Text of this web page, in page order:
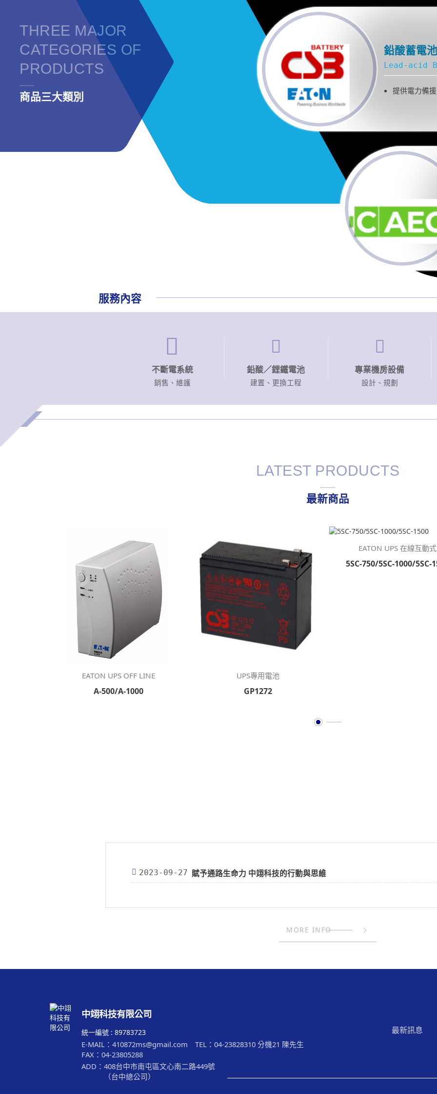
THREE MAJOR
CATEGORIES OF
PRODUCTS
商品三大類別
鉛酸蓄電池
Lead-acid
提供電力備援
服務內容
不斷電系統
銷售、維護
鉛酸／鋰鐵電池
建置、更換工程
專業機房設備
設計、規劃
LATEST PRODUCTS
最新商品
EATON UPS OFF LINE
A-500/A-1000
UPS專用電池
GP1272
EATON UPS 在線互動式
5SC-750/5SC-1000/5SC-
2023-09-27 賦予通路生命力 中翊科技的行動與思維
MORE INFO
中翊科技有限公司
統一編號 : 89783723
E-MAIL ： 410872ms@gmail.com TEL ： 04-23828310 分機21 陳先生
FAX ： 04-23805288
ADD ： 408台中市南屯區文心南二路449號
（台中總公司）
最新訊息